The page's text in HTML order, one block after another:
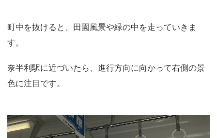
町中を抜けると、田園風景や緑の中を走っていきま
す。
奈半利駅に近づいたら、進行方向に向かって右側の景
色に注目です。